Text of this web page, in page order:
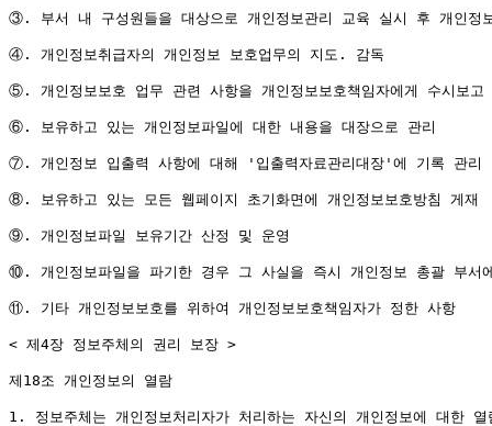
③. 부서 내 구성원들을 대상으로 개인정보관리 교육 실시 후 개인정
④. 개인정보취급자의 개인정보 보호업무의 지도. 감독
⑤. 개인정보보호 업무 관련 사항을 개인정보보호책임자에게 수시보고
⑥. 보유하고 있는 개인정보파일에 대한 내용을 대장으로 관리
⑦. 개인정보 입출력 사항에 대해 '입출력자료관리대장'에 기록 관리
⑧. 보유하고 있는 모든 웹페이지 초기화면에 개인정보보호방침 게재
⑨. 개인정보파일 보유기간 산정 및 운영
⑩. 개인정보파일을 파기한 경우 그 사실을 즉시 개인정보 총괄 부서
⑪. 기타 개인정보보호를 위하여 개인정보보호책임자가 정한 사항
< 제4장 정보주체의 권리 보장 >
제18조 개인정보의 열람
1. 정보주체는 개인정보처리자가 처리하는 자신의 개인정보에 대한